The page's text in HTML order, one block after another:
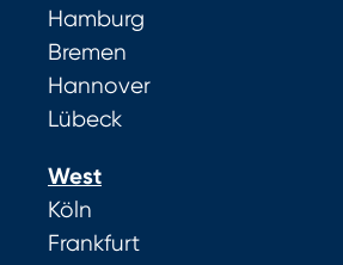
Hamburg
Bremen
Hannover
Lübeck
West
Köln
Frankfurt